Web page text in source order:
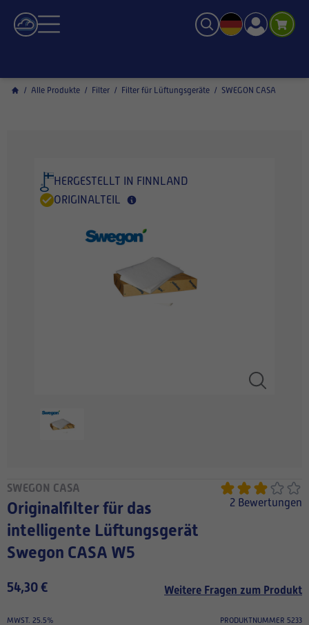
/ Alle Produkte / Filter / Filter für Lüftungsgeräte / SWEGON CASA
HERGESTELLT IN FINNLAND
ORIGINALTEIL
SWEGON CASA
Originalfilter für das
intelligente Lüftungsgerät
Swegon CASA W5
2 Bewertungen
54,30 € Weitere Fragen zum Produkt
MWST. 25.5% PRODUKTNUMMER 5233